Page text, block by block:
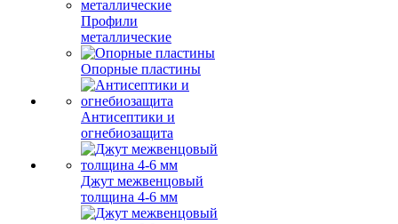
Профили
металлические
Опорные пластины
Антисептики и
огнебиозащита
Джут межвенцовый
толщина 4-6 мм